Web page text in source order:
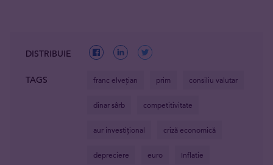
DISTRIBUIE
TAGS franc elvețian prim consiliu valutar
dinar sârb competitivitate
aur investițional criză economică
depreciere euro Inflatie